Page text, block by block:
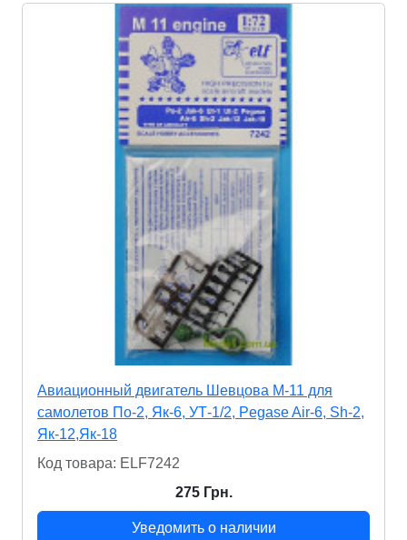
Авиационный двигатель Шевцова М-11 для
самолетов По-2, Як-6, УТ-1/2, Pegase Air-6, Sh-2,
Як-12,Як-18
Код товара: ELF7242
275 Грн.
Уведомить о наличии